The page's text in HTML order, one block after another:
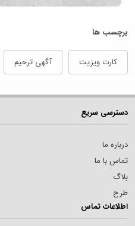
برچسب ها
کارت ویزیت آگهی ترحیم
دسترسی سریع
درباره ما
تماس با ما
بلاگ
طرح
اطلاعات تماس